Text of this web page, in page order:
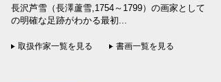
長沢芦雪（長澤蘆雪,1754～1799）の画家として
の明確な足跡がわかる最初...
取扱作家一覧を見る 書画一覧を見る